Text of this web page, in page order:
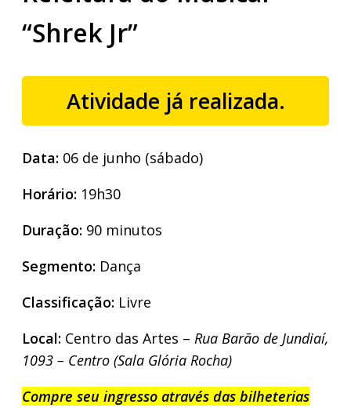
“Shrek Jr”
Atividade já realizada.
Data: 06 de junho (sábado)
Horário: 19h30
Duração: 90 minutos
Segmento: Dança
Classificação: Livre
Local: Centro das Artes – Rua Barão de Jundiaí,
1093 – Centro (Sala Glória Rocha)
Compre seu ingresso através das bilheterias